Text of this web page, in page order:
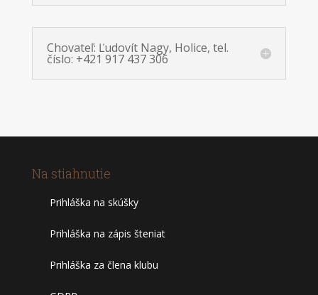
Chovateľ: Ľudovít Nagy, Holice, tel.
číslo: +421 917 437 306
Na stiahnutie
Prihláška na skúšky
Prihláška na zápis šteniat
Prihláška za člena klubu